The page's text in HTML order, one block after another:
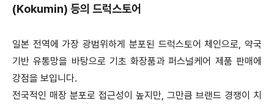
(Kokumin) 등의 드럭스토어
일본 전역에 가장 광범위하게 분포된 드럭스토어 체인으로, 약국
기반 유통망을 바탕으로 기초 화장품과 퍼스널케어 제품 판매에
강점을 보입니다.
전국적인 매장 분포로 접근성이 높지만, 그만큼 브랜드 경쟁이 치